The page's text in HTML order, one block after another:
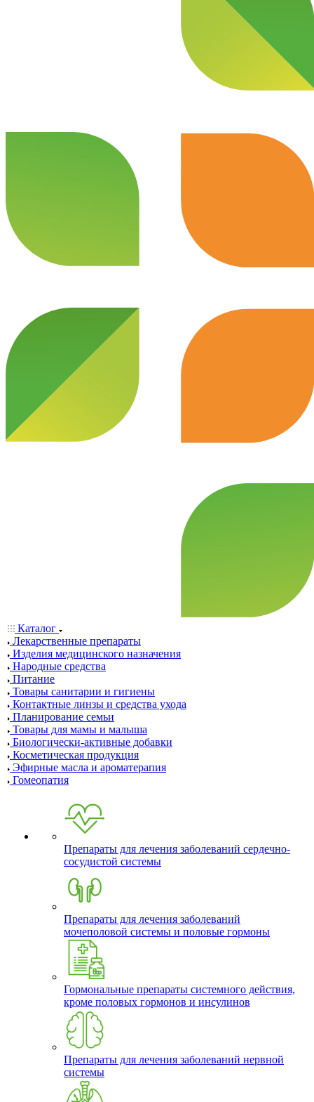
Каталог
Лекарственные препараты
Изделия медицинского назначения
Народные средства
Питание
Товары санитарии и гигиены
Контактные линзы и средства ухода
Планирование семьи
Товары для мамы и малыша
Биологически-активные добавки
Косметическая продукция
Эфирные масла и ароматерапия
Гомеопатия
Препараты для лечения заболеваний сердечно-
сосудистой системы
Препараты для лечения заболеваний
мочеполовой системы и половые гормоны
Гормональные препараты системного действия,
кроме половых гормонов и инсулинов
Препараты для лечения заболеваний нервной
системы